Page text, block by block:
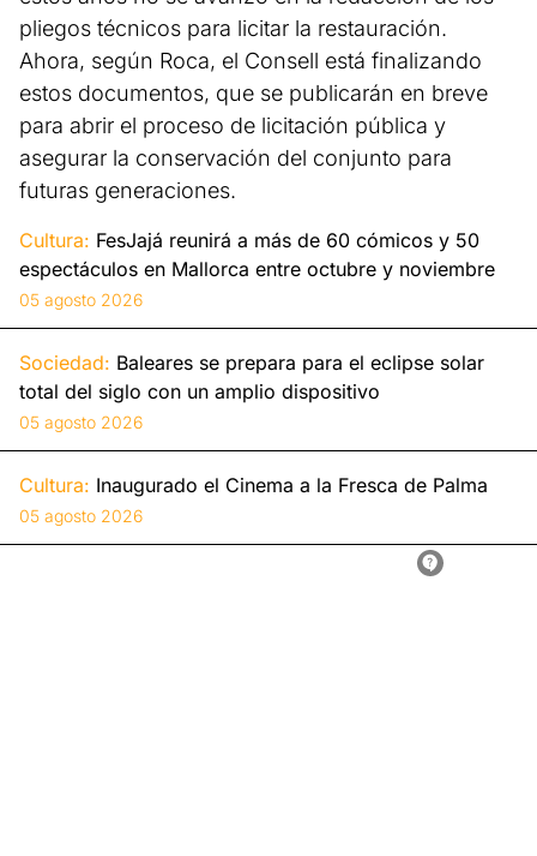
pliegos técnicos para licitar la restauración.
Ahora, según Roca, el Consell está finalizando
estos documentos, que se publicarán en breve
para abrir el proceso de licitación pública y
asegurar la conservación del conjunto para
futuras generaciones.
Cultura: FesJajá reunirá a más de 60 cómicos y 50
espectáculos en Mallorca entre octubre y noviembre
05 agosto 2026
Sociedad: Baleares se prepara para el eclipse solar
total del siglo con un amplio dispositivo
05 agosto 2026
Cultura: Inaugurado el Cinema a la Fresca de Palma
05 agosto 2026